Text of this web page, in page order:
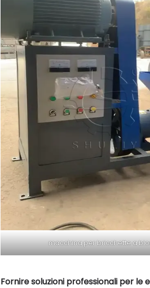
macchina per bricchette a
Fornire soluzioni professionali per le